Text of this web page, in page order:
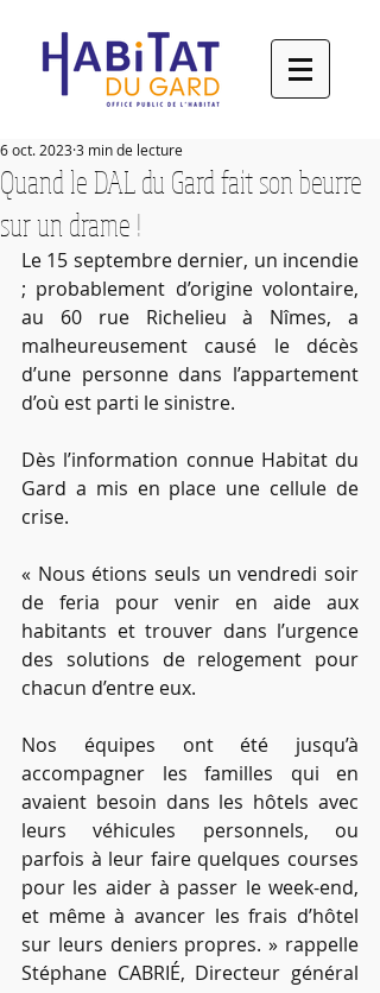
Quand le DAL du Gard fait son beurre
sur un drame !
6 oct. 20233 min de lecture
Le 15 septembre dernier, un incendie
; probablement d’origine volontaire,
au 60 rue Richelieu à Nîmes, a
malheureusement causé le décès
d’une personne dans l’appartement
d’où est parti le sinistre.
Dès l’information connue Habitat du
Gard a mis en place une cellule de
crise.
« Nous étions seuls un vendredi soir
de feria pour venir en aide aux
habitants et trouver dans l’urgence
des solutions de relogement pour
chacun d’entre eux.
Nos équipes ont été jusqu’à
accompagner les familles qui en
avaient besoin dans les hôtels avec
leurs véhicules personnels, ou
parfois à leur faire quelques courses
pour les aider à passer le week-end,
et même à avancer les frais d’hôtel
sur leurs deniers propres. » rappelle
Stéphane CABRIÉ, Directeur général